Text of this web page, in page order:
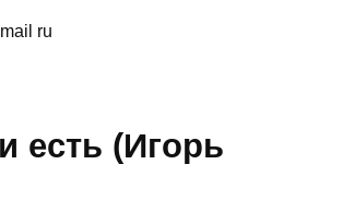
ru
есть (Игорь